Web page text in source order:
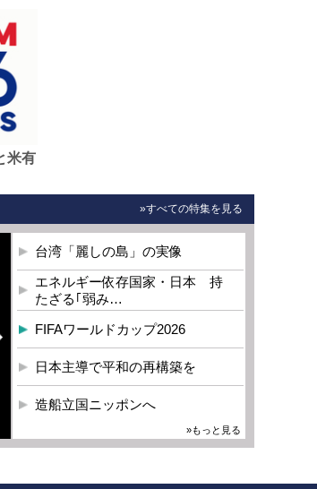
米有
»すべての特集を見る
台湾「麗しの島」の実像
エネルギー依存国家・日本 持
たざる｢弱み…
FIFAワールドカップ2026
日本主導で平和の再構築を
造船立国ニッポンへ
»もっと見る